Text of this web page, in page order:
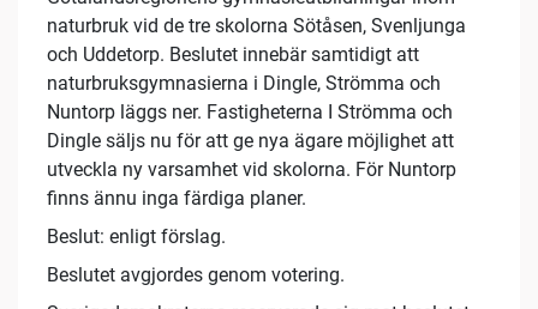
naturbruk vid de tre skolorna Sötåsen, Svenljunga
och Uddetorp. Beslutet innebär samtidigt att
naturbruksgymnasierna i Dingle, Strömma och
Nuntorp läggs ner. Fastigheterna I Strömma och
Dingle säljs nu för att ge nya ägare möjlighet att
utveckla ny varsamhet vid skolorna. För Nuntorp
finns ännu inga färdiga planer.
Beslut: enligt förslag.
Beslutet avgjordes genom votering.